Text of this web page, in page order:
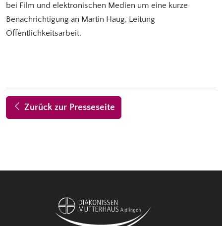
bei Film und elektronischen Medien um eine kurze
Benachrichtigung an Martin Haug, Leitung
Öffentlichkeitsarbeit.
Zurück zur Presseseite